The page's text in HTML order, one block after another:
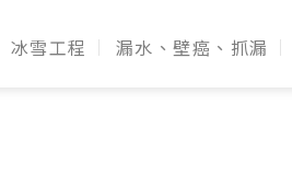
冰雪工程 漏水、壁癌、抓漏